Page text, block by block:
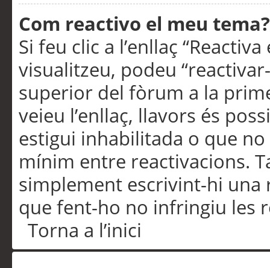
Com reactivo el meu tema?
Si feu clic a l’enllaç
visualitzeu, podeu
superior del fòrum a la
veieu l’enllaç, llavors és
estigui inhabilitada o que
mínim entre reactivacions.
simplement escrivint-hi una
que fent-ho no infringiu les
Torna a l’inici